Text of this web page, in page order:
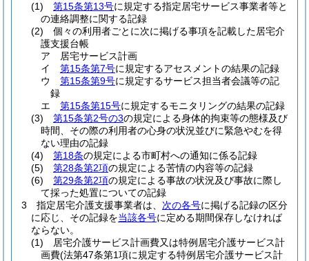
(1)
第15条第13号に規定する指定居宅サービス事業者等と
の連絡調整に関する記録
(2)
個々の利用者ごとに次に掲げる事項を記載した居宅介
護支援台帳
ア
居宅サービス計画
イ
第15条第7号に規定するアセスメントの結果の記録
ウ
第15条第9号に規定するサービス担当者会議等の記
録
エ
第15条第15号に規定するモニタリングの結果の記録
(3)
第15条第2号の3の規定による身体的拘束等の態様及び
時間、その際の利用者の心身の状況並びに緊急やむを得
ない理由の記録
(4)
第18条の規定による市町村への通知に係る記録
(5)
第28条第2項の規定による苦情の内容等の記録
(6)
第29条第2項の規定による事故の状況及び事故に際し
て採った処置についての記録
3
指定居宅介護支援事業者は、 次の各号に掲げる記録の区分
に応じ、その記録を当該各号に定める期間保存しなければ
ならない。
(1)
居宅介護サービス計画費又は特例居宅介護サービス計
画費(法第47条第1項に規定する特例居宅介護サービス計